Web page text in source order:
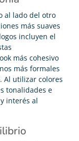
al lado del otro
más suaves
incluyen el
más cohesivo
más formales
Al utilizar colores
tonalidades e
interés al